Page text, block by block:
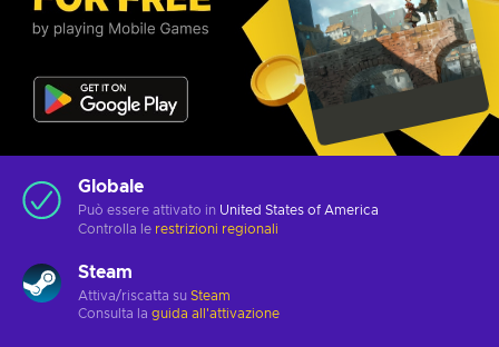
Globale
Può essere attivato in United States of America
Controlla le restrizioni regionali
Steam
Attiva/riscatta su Steam
Consulta la guida all'attivazione